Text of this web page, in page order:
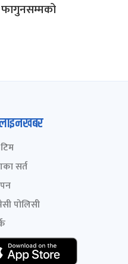
फागुनसम्मको
सर्त
पोलिसी